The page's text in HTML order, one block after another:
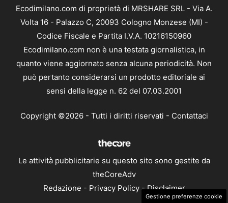
Ecodimilano.com di proprietà di MRSHARE SRL - Via A.
Volta 16 - Palazzo C, 20093 Cologno Monzese (MI) -
Codice Fiscale e Partita I.V.A. 10216150960
Ecodimilano.com non è una testata giornalistica, in
quanto viene aggiornato senza alcuna periodicità. Non
può pertanto considerarsi un prodotto editoriale ai
sensi della legge n. 62 del 07.03.2001
Copyright ©2026 - Tutti i diritti riservati - Contattaci
Le attività pubblicitarie su questo sito sono gestite da
theCoreAdv
Redazione - Privacy Policy-Disclaimer
Gestione preferenze cookie